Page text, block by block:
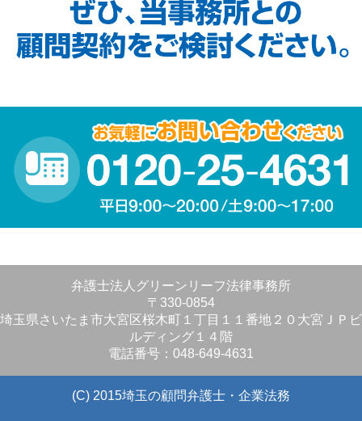
弁護士法人グリーンリーフ法律事務所
〒330-0854
埼玉県さいたま市大宮区桜木町１丁目１１番地２０大宮ＪＰビ
ルディング１４階
電話番号：048-649-4631
(C) 2015埼玉の顧問弁護士・企業法務